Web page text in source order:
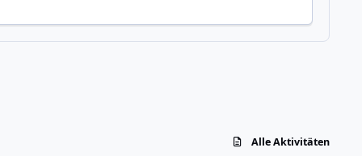
Alle Aktivitäten